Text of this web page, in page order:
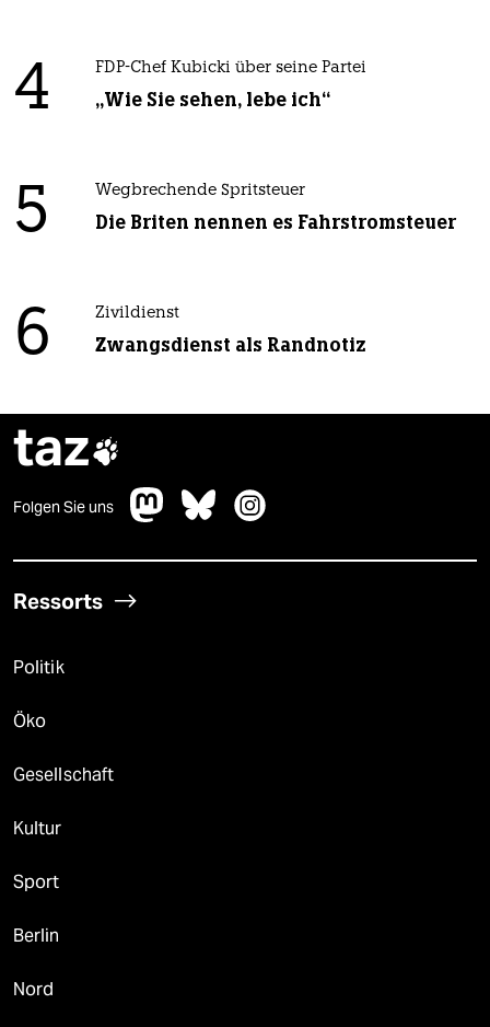
4 FDP-Chef Kubicki über seine Partei
„Wie Sie sehen, lebe ich“
5 Wegbrechende Spritsteuer
Die Briten nennen es Fahrstromsteuer
6 Zivildienst
Zwangsdienst als Randnotiz
taz
Folgen Sie uns
Ressorts
Politik
Öko
Gesellschaft
Kultur
Sport
Berlin
Nord